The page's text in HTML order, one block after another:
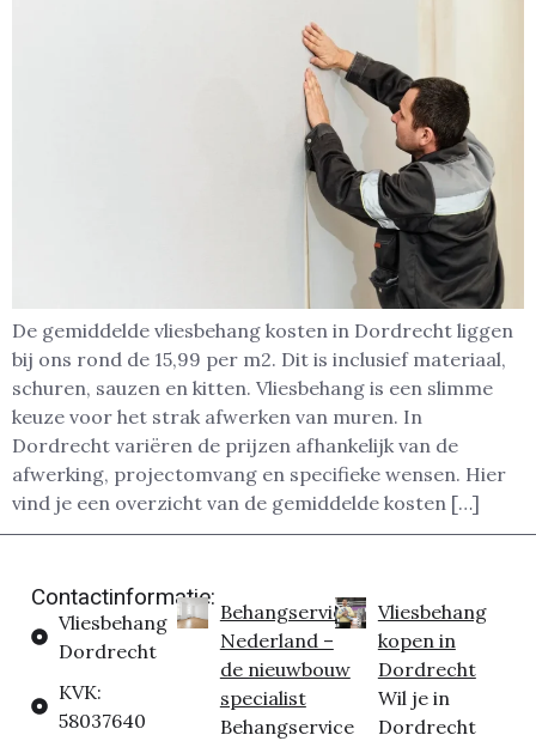
De gemiddelde vliesbehang kosten in Dordrecht liggen
bij ons rond de 15,99 per m2. Dit is inclusief materiaal,
schuren, sauzen en kitten. Vliesbehang is een slimme
keuze voor het strak afwerken van muren. In
Dordrecht variëren de prijzen afhankelijk van de
afwerking, projectomvang en specifieke wensen. Hier
vind je een overzicht van de gemiddelde kosten […]
Contactinformatie:
Vliesbehang
Dordrecht
KVK:
58037640
Behangservice
Nederland –
de nieuwbouw
specialist
Behangservice
Vliesbehang
kopen in
Dordrecht
Wil je in
Dordrecht